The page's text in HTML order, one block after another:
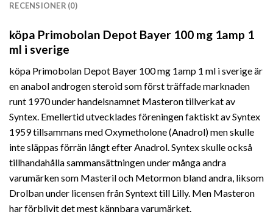
RECENSIONER (0)
köpa Primobolan Depot Bayer 100 mg 1amp 1
ml i sverige
köpa Primobolan Depot Bayer 100 mg 1amp 1 ml i sverige är
en anabol androgen steroid som först träffade marknaden
runt 1970 under handelsnamnet Masteron tillverkat av
Syntex. Emellertid utvecklades föreningen faktiskt av Syntex
1959 tillsammans med Oxymetholone (Anadrol) men skulle
inte släppas förrän långt efter Anadrol. Syntex skulle också
tillhandahålla sammansättningen under många andra
varumärken som Masteril och Metormon bland andra, liksom
Drolban under licensen från Syntext till Lilly. Men Masteron
har förblivit det mest kännbara varumärket.